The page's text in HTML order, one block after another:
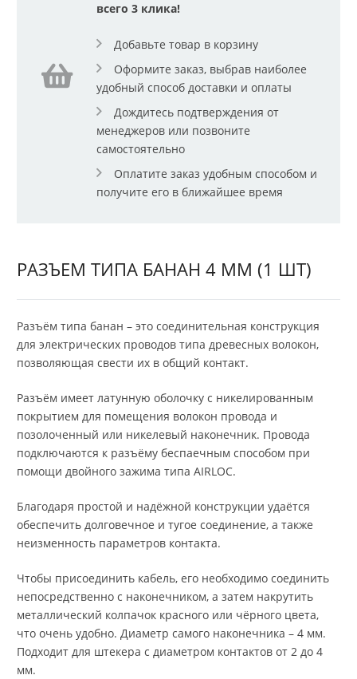
всего 3 клика!
Добавьте товар в корзину
Оформите заказ, выбрав наиболее
удобный способ доставки и оплаты
Дождитесь подтверждения от
менеджеров или позвоните
самостоятельно
Оплатите заказ удобным способом и
получите его в ближайшее время
РАЗЪЕМ ТИПА БАНАН 4 ММ (1 ШТ)
Разъём типа банан – это соединительная конструкция
для электрических проводов типа древесных волокон,
позволяющая свести их в общий контакт.
Разъём имеет латунную оболочку с никелированным
покрытием для помещения волокон провода и
позолоченный или никелевый наконечник. Провода
подключаются к разъёму беспаечным способом при
помощи двойного зажима типа AIRLOC.
Благодаря простой и надёжной конструкции удаётся
обеспечить долговечное и тугое соединение, а также
неизменность параметров контакта.
Чтобы присоединить кабель, его необходимо соединить
непосредственно с наконечником, а затем накрутить
металлический колпачок красного или чёрного цвета,
что очень удобно. Диаметр самого наконечника – 4 мм.
Подходит для штекера с диаметром контактов от 2 до 4
мм.